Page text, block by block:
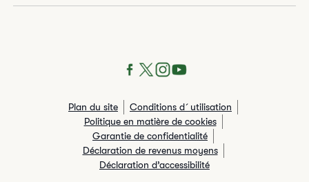
Plan du site
Conditions d´utilisation
Politique en matière de cookies
Garantie de confidentialité
Déclaration de revenus moyens
Déclaration d’accessibilité